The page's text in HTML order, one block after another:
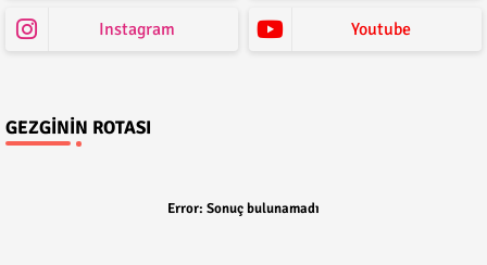
Instagram Youtube
GEZGININ ROTASI
Error: Sonuç bulunamadı